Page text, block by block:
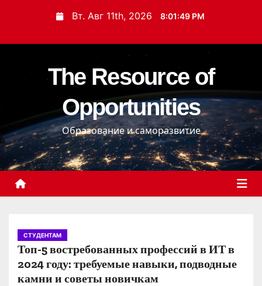
и
с
о
д
Вт. Авг 11th, 2026 8:01:50 PM
The Resource of
Opportunities
Образование и саморазвитие
СТУДЕНТАМ
Топ-5 востребованных профессий в ИТ в
2024 году: требуемые навыки, подводные
камни и советы новичкам